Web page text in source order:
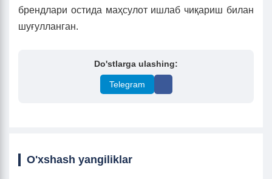
брендлари остида маҳсулот ишлаб чиқариш билан
шуғулланган.
Do'stlarga ulashing:
Telegram
O'xshash yangiliklar